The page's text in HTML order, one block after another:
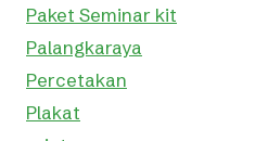
Paket Seminar kit
Palangkaraya
Percetakan
Plakat